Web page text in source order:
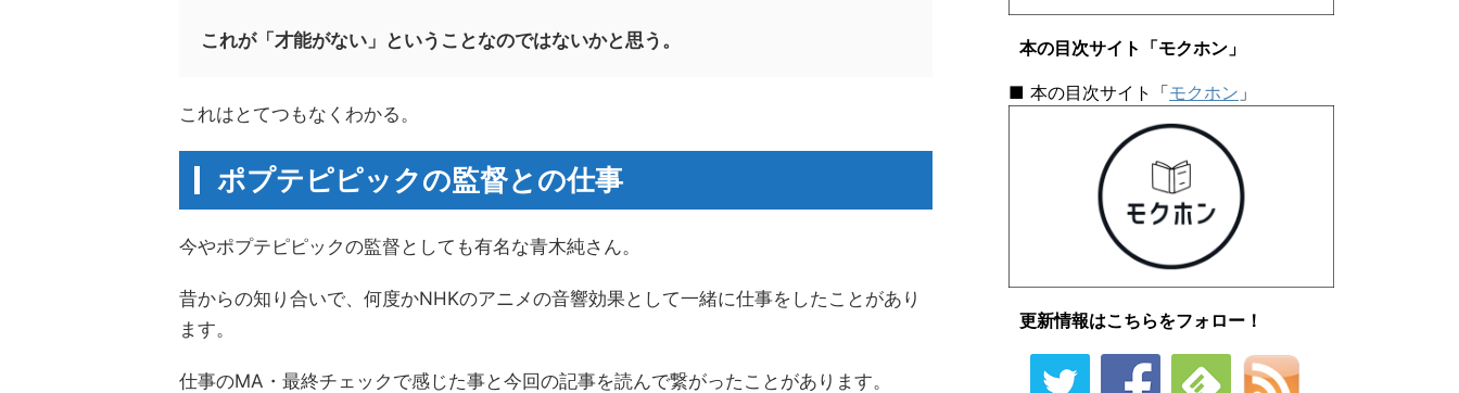
これが「才能がない」ということなのではないかと思う。
これはとてつもなくわかる。
ポプテピピックの監督との仕事
今やポプテピピックの監督としても有名な青木純さん。
昔からの知り合いで、何度かNHKのアニメの音響効果として一緒に仕事をしたことがあり
ます。
仕事のMA・最終チェックで感じた事と今回の記事を読んで繋がったことがあります。
本の目次サイト「モクホン」
■ 本の目次サイト「モクホン 」
更新情報はこちらをフォロー！